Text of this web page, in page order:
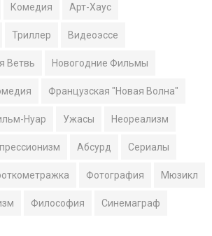
Комедия Арт-Хаус
Триллер Видеоэссе
Ветвь Новогодние Фильмы
Французская "Новая Волна"
Нуар Ужасы Неореализм
Абсурд Сериалы
Фотография Мюзикл
Философия Синемаграф